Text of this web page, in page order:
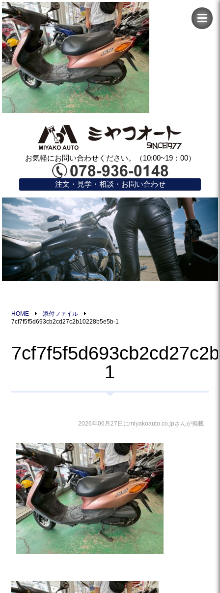
お気軽にお問い合わせください。（10:00~19：00）
注文・見学・相談・お問い合わせ
HOME
添付ファイル
7cf7f5f5d693cb2cd27c2b10228b5e5b-1
1
2026年06月27日にmiyakoauto.co.jpさんが掲載